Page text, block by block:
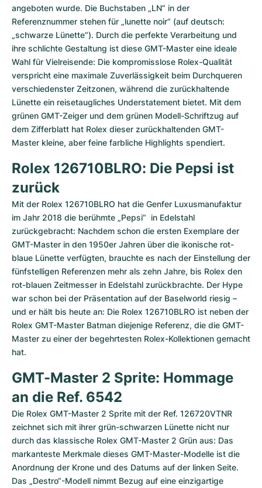
angeboten wurde. Die Buchstaben „LN“ in der
Referenznummer stehen für „lunette noir“ (auf deutsch:
„schwarze Lünette“). Durch die perfekte Verarbeitung und
ihre schlichte Gestaltung ist diese GMT-Master eine ideale
Wahl für Vielreisende: Die kompromisslose Rolex-Qualität
verspricht eine maximale Zuverlässigkeit beim Durchqueren
verschiedenster Zeitzonen, während die zurückhaltende
Lünette ein reisetaugliches Understatement bietet. Mit dem
grünen GMT-Zeiger und dem grünen Modell-Schriftzug auf
dem Zifferblatt hat Rolex dieser zurückhaltenden GMT-
Master kleine, aber feine farbliche Highlights spendiert.
Rolex 126710BLRO: Die Pepsi ist
zurück
Mit der Rolex 126710BLRO hat die Genfer Luxusmanufaktur
im Jahr 2018 die berühmte „Pepsi“  in Edelstahl
zurückgebracht: Nachdem schon die ersten Exemplare der
GMT-Master in den 1950er Jahren über die ikonische rot-
blaue Lünette verfügten, brauchte es nach der Einstellung der
fünfstelligen Referenzen mehr als zehn Jahre, bis Rolex den
rot-blauen Zeitmesser in Edelstahl zurückbrachte. Der Hype
war schon bei der Präsentation auf der Baselworld riesig –
und er hält bis heute an: Die Rolex 126710BLRO ist neben der
Rolex GMT-Master Batman diejenige Referenz, die die GMT-
Master zu einer der begehrtesten Rolex-Kollektionen gemacht
hat.
GMT-Master 2 Sprite: Hommage
an die Ref. 6542
Die Rolex GMT-Master 2 Sprite mit der Ref. 126720VTNR
zeichnet sich mit ihrer grün-schwarzen Lünette nicht nur
durch das klassische Rolex GMT-Master 2 Grün aus: Das
markanteste Merkmale dieses GMT-Master-Modelle ist die
Anordnung der Krone und des Datums auf der linken Seite.
Das „Destro“-Modell nimmt Bezug auf eine einzigartige